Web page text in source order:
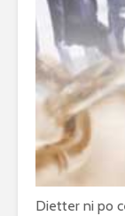
Dietter ni po